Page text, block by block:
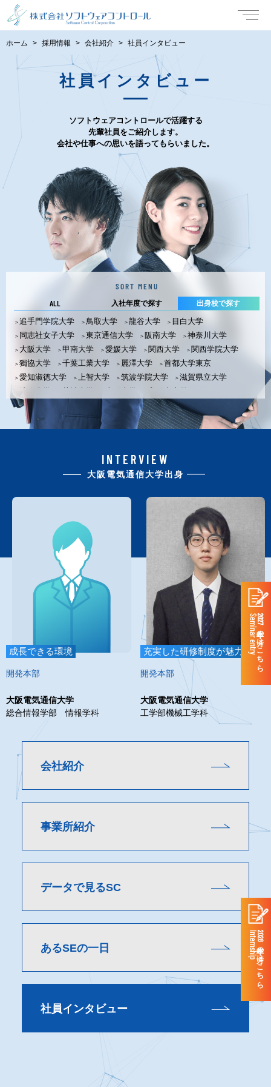
Seminar entry2027年卒の方はこちら
Internship2028年卒の方はこちら
ホーム 採用情報 会社紹介 社員インタビュー
社員インタビュー
ソフトウェアコントロールで活躍する
先輩社員をご紹介します。
会社や仕事への思いを語ってもらいました。
SORT MENU
ALL
入社年度で探す 出身校で探す
追手門学院大学 鳥取大学 龍谷大学
目白大学
同志社女子大学
東京通信大学 阪南大学
神奈川大学
大阪大学
甲南大学 愛媛大学 関西大学
関西学院大学
獨協大学
千葉工業大学 麗澤大学
首都大学東京
愛知淑徳大学
上智大学 筑波学院大学
滋賀県立大学
法政大学
茨城大学 山形大学
和歌山大学
関西外国語大学
東海大学 青山学院大学
大分大学
大阪教育大学
大阪教育大学大学院
大阪経済大学
京都産業大学 京都女子大学
神戸大学 神戸女学院大学 滋賀大学
立命館大学
INTERVIEW
大阪電気通信大学出身
成長できる環境
開発本部
大阪電気通信大学
総合情報学部 情報学科
充実した研修制度が魅力
開発本部
大阪電気通信大学
工学部機械工学科
会社紹介
事業所紹介
データで見るSC
あるSEの一日
社員インタビュー